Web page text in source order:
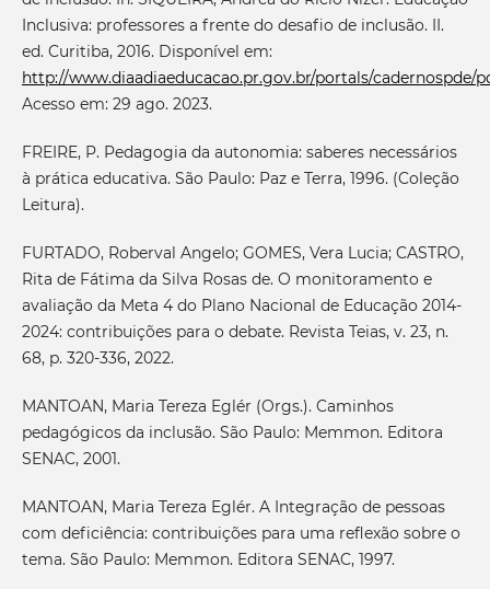
Inclusiva: professores a frente do desafio de inclusão. II.
ed. Curitiba, 2016. Disponível em:
http://www.diaadiaeducacao.pr.gov.br/portals/cadernospde/
Acesso em: 29 ago. 2023.
FREIRE, P. Pedagogia da autonomia: saberes necessários
à prática educativa. São Paulo: Paz e Terra, 1996. (Coleção
Leitura).
FURTADO, Roberval Angelo; GOMES, Vera Lucia; CASTRO,
Rita de Fátima da Silva Rosas de. O monitoramento e
avaliação da Meta 4 do Plano Nacional de Educação 2014-
2024: contribuições para o debate. Revista Teias, v. 23, n.
68, p. 320-336, 2022.
MANTOAN, Maria Tereza Eglér (Orgs.). Caminhos
pedagógicos da inclusão. São Paulo: Memmon. Editora
SENAC, 2001.
MANTOAN, Maria Tereza Eglér. A Integração de pessoas
com deficiência: contribuições para uma reflexão sobre o
tema. São Paulo: Memmon. Editora SENAC, 1997.